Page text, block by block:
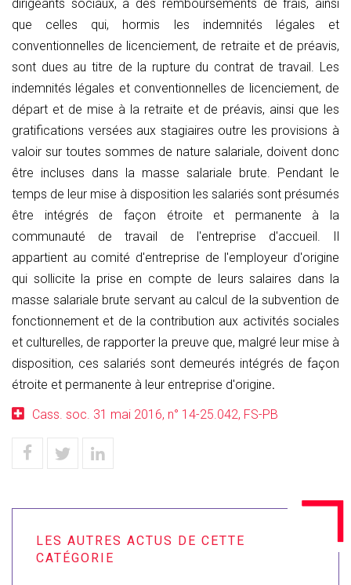
dirigeants sociaux, à des remboursements de frais, ainsi
que celles qui, hormis les indemnités légales et
conventionnelles de licenciement, de retraite et de préavis,
sont dues au titre de la rupture du contrat de travail. Les
indemnités légales et conventionnelles de licenciement, de
départ et de mise à la retraite et de préavis, ainsi que les
gratifications versées aux stagiaires outre les provisions à
valoir sur toutes sommes de nature salariale, doivent donc
être incluses dans la masse salariale brute. Pendant le
temps de leur mise à disposition les salariés sont présumés
être intégrés de façon étroite et permanente à la
communauté de travail de l'entreprise d'accueil. Il
appartient au comité d'entreprise de l'employeur d'origine
qui sollicite la prise en compte de leurs salaires dans la
masse salariale brute servant au calcul de la subvention de
fonctionnement et de la contribution aux activités sociales
et culturelles, de rapporter la preuve que, malgré leur mise à
disposition, ces salariés sont demeurés intégrés de façon
étroite et permanente à leur entreprise d'origine.
Cass. soc. 31 mai 2016, n° 14-25.042, FS-PB